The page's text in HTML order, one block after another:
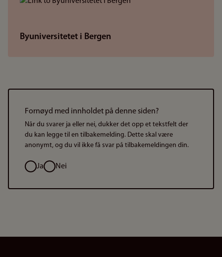
Byuniversitetet i Bergen
Fornøyd med innholdet på denne siden?
Når du svarer ja eller nei, dukker det opp et tekstfelt der
du kan legge til en tilbakemelding. Dette skal være
anonymt, og du vil ikke få svar på tilbakemeldingen din.
ValgJa Nei